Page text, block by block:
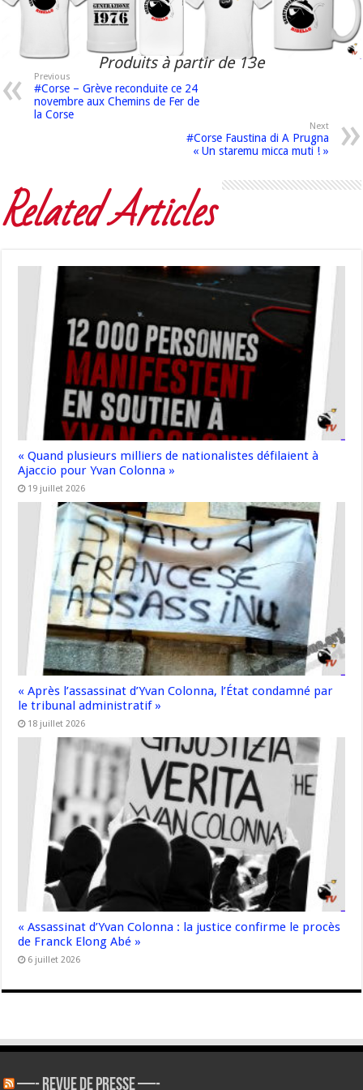
Produits à partir de 13e
Previous
#Corse – Grève reconduite ce 24
novembre aux Chemins de Fer de
la Corse
Next
#Corse Faustina di A Prugna
« Un staremu micca muti ! »
Related Articles
« Quand plusieurs milliers de nationalistes défilaient à
Ajaccio pour Yvan Colonna »
19 juillet 2026
« Après l’assassinat d’Yvan Colonna, l’État condamné par
le tribunal administratif »
18 juillet 2026
« Assassinat d’Yvan Colonna : la justice confirme le procès
de Franck Elong Abé »
6 juillet 2026
—- REVUE DE PRESSE —-